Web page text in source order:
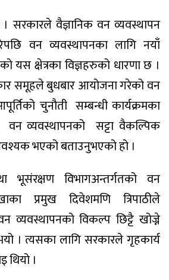
सरकारले वैज्ञानिक वन व्यवस्थापन
वन व्यवस्थापनका लागि नयाँ
क्षेत्रका विज्ञहरुको धारणा छ ।
समूहले बुधबार आयोजना गरेको वन
चुनौती सम्बन्धी कार्यक्रमका
व्यवस्थापनको सट्टा वैकल्पिक
भएको बताउनुभएको हो ।
भूसंरक्षण विभागअन्तर्गतको वन
प्रमुख दिवेशमणि त्रिपाठीले
व्यवस्थापनको विकल्प छिट्टै खोज्ने
। त्यसका लागि सरकारले गृहकार्य
थियो ।